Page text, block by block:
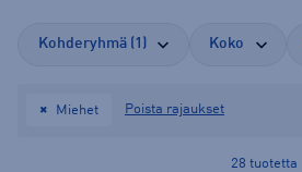
Kohderyhmä (1) Koko
✖ Miehet Poista rajaukset
28 tuotetta